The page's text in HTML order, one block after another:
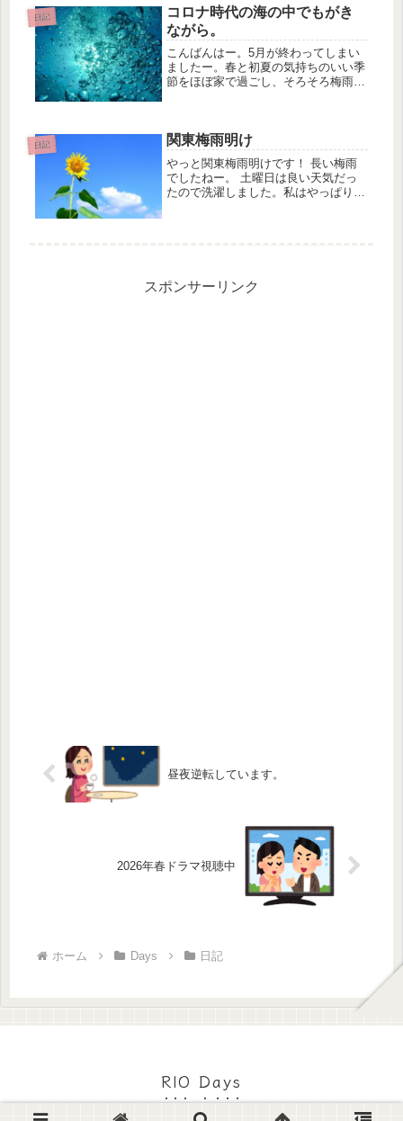
日記
コロナ時代の海の中でもがき
ながら。
こんばんはー。5月が終わってしまい
ましたー。春と初夏の気持ちのいい季
節をほぼ家で過ごし、そろそろ梅雨入
遣会社の船に拾ってもらって、次の島
（...
日記 関東梅雨明け
やっと関東梅雨明けです！ 長い梅雨
でしたねー。 土曜日は良い天気だっ
たので洗濯しました。私はやっぱり外
スポンサーリンク
昼夜逆転しています。
2026年春ドラマ視聴中
ホーム Days 日記
RIO Days